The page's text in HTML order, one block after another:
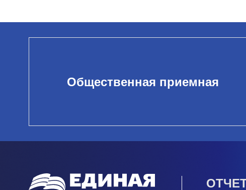
Общественная приемная